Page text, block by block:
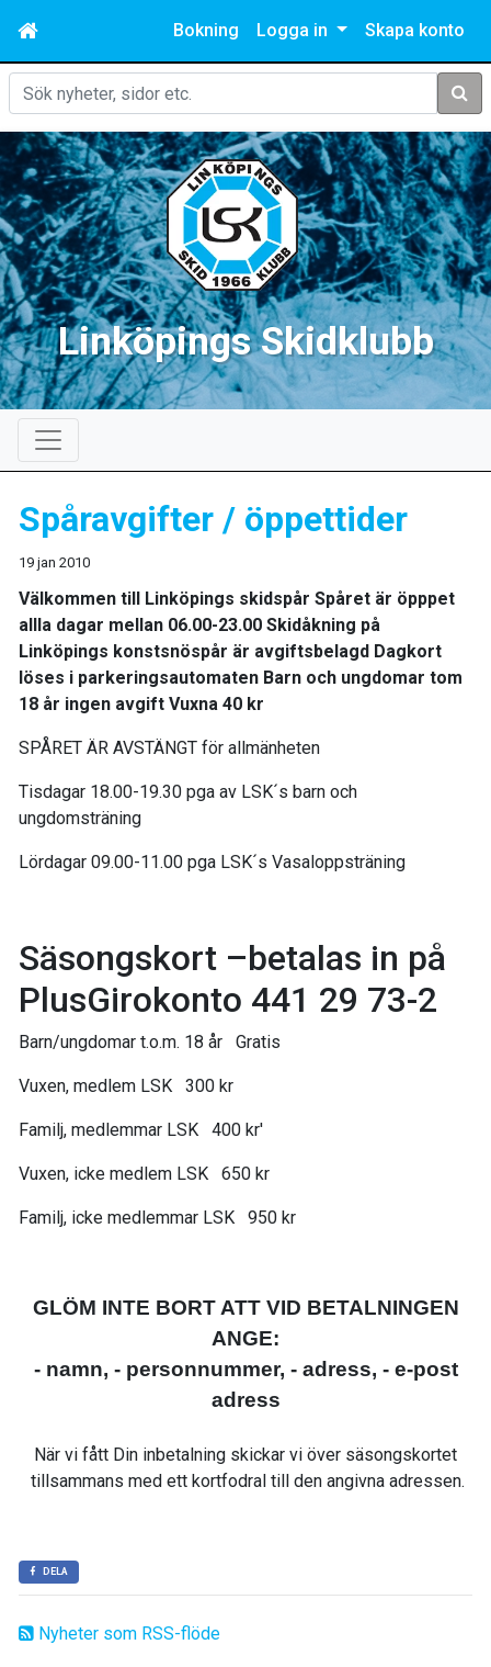
Bokning Logga in Skapa konto
Sök
Linköpings Skidklubb
Nyheter som RSS-flöde
Spåravgifter / öppettider
19 jan 2010
Välkommen till Linköpings skidspår Spåret är öpppet
allla dagar mellan 06.00-23.00 Skidåkning på
Linköpings konstsnöspår är avgiftsbelagd Dagkort
löses i parkeringsautomaten Barn och ungdomar tom
18 år ingen avgift Vuxna 40 kr
SPÅRET ÄR AVSTÄNGT för allmänheten
Tisdagar 18.00-19.30 pga av LSK´s barn och
ungdomsträning
Lördagar 09.00-11.00 pga LSK´s Vasaloppsträning
Säsongskort –betalas in på
PlusGirokonto 441 29 73-2
Barn/ungdomar t.o.m. 18 år Gratis
Vuxen, medlem LSK 300 kr
Familj, medlemmar LSK 400 kr'
Vuxen, icke medlem LSK 650 kr
Familj, icke medlemmar LSK 950 kr
GLÖM INTE BORT ATT VID BETALNINGEN
ANGE:
- namn, - personnummer, - adress, - e-post
adress
När vi fått Din inbetalning skickar vi över säsongskortet
tillsammans med ett kortfodral till den angivna adressen.
DELA